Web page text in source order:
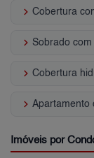
keyboard_arrow_right
keyboard_arrow_right
keyboard_arrow_right
keyboard_arrow_right
Imóveis por